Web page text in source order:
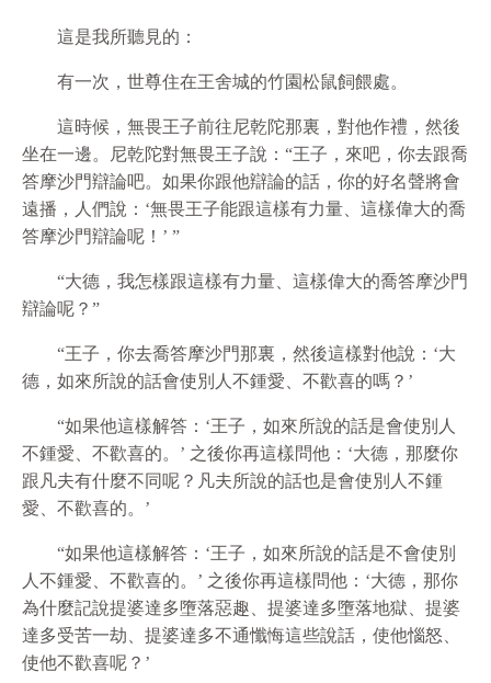
這是我所聽見的：
有一次，世尊住在王舍城的竹園松鼠飼餵處。
這時候，無畏王子前往尼乾陀那裏，對他作禮，然後
坐在一邊。尼乾陀對無畏王子說：“王子，來吧，你去跟喬
答摩沙門辯論吧。如果你跟他辯論的話，你的好名聲將會
遠播，人們說：‘無畏王子能跟這樣有力量、這樣偉大的喬
答摩沙門辯論呢！’ ”
“大德，我怎樣跟這樣有力量、這樣偉大的喬答摩沙門
辯論呢？”
“王子，你去喬答摩沙門那裏，然後這樣對他說：‘大
德，如來所說的話會使別人不鍾愛、不歡喜的嗎？’
“如果他這樣解答：‘王子，如來所說的話是會使別人
不鍾愛、不歡喜的。’ 之後你再這樣問他：‘大德，那麼你
跟凡夫有什麼不同呢？凡夫所說的話也是會使別人不鍾
愛、不歡喜的。’
“如果他這樣解答：‘王子，如來所說的話是不會使別
人不鍾愛、不歡喜的。’ 之後你再這樣問他：‘大德，那你
為什麼記說提婆達多墮落惡趣、提婆達多墮落地獄、提婆
達多受苦一劫、提婆達多不通懺悔這些說話，使他惱怒、
使他不歡喜呢？’